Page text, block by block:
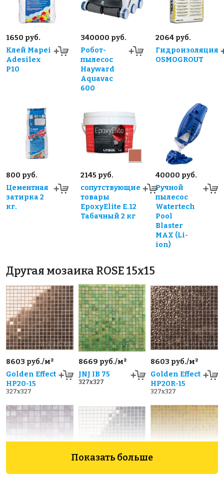
1650 руб.
Клей Mapei
Adesilex
P10
340000 руб.
Робот-
пылесос
Hayward
Aquavac
600
2064 руб.
Гидроизоляция
OSMOGROUT
800 руб.
Цементная
затирка 2
кг.
2145 руб.
сопутствующие
товары
EpoxyElite E.12
Табачный 2 кг
40000 руб.
Ручной
пылесос
Watertech
Pool
Blaster
MAX (Li-
ion)
Другая мозаика ROSE 15x15
8603 руб./м²
Golden Effect
HP20-15
327x327
8669 руб./м²
JNJ IB 75
327x327
8603 руб./м²
Golden Effect
HP20R-15
327x327
Показать больше